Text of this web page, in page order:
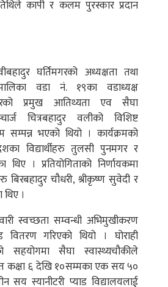
कापी र कलम पुरस्कार प्रदान
घर्तिमगरको अध्यक्षता तथा
वडा नं. १९का वडाध्यक्ष
प्रमुख आतिथ्यता एव सैघा
चित्रबहादुर वलीको विशिष्ट
सम्पन्न भएको थियो । कार्यक्रमको
विद्यार्थीहरु तुलसी पुनमगर र
थिए । प्रतियोगिताको निर्णायकमा
बिरबहादुर चौधरी, श्रीकृष्ण सुवेदी र
।
स्वच्छता सम्वन्धी अभिमुखीकरण
वितरण गरिएको थियो । घोराही
सहयोगमा सैघा स्वास्थ्यचौकीले
कक्षा ६ देखि १०सम्मका एक सय ५०
सय स्यानीटरी प्याड विद्यालयलाई